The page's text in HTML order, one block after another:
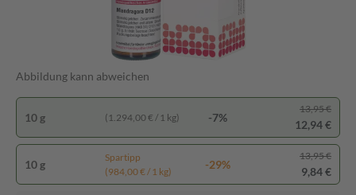
Abbildung kann abweichen
10 g (1.294,00 € / 1 kg) -7%
13,95 €
12,94 €
10 g
Spartipp
(984,00 € / 1 kg)
-29%
13,95 €
9,84 €